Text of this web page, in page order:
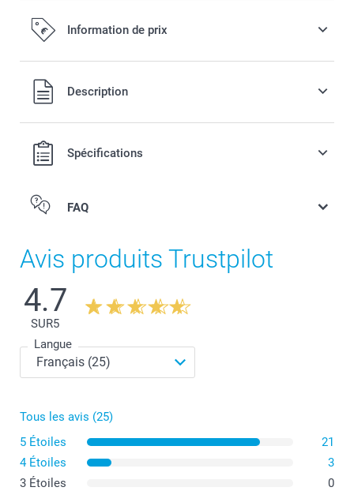
Information de prix
Tous les prix sont en EURO (€), TVA incluse et hors frais de
port.
Description
Spécifications
FAQ
à l’aide d’un chiffon sec. S’il est vraiment nécessaire
d’utiliser un chiffon mouillé, faites en sorte de sécher
votre jeu de cartes directement après l’avoir nettoyé.
Avis produits Trustpilot
4.7
SUR5
Langue
Tous les avis (25)
5 Étoiles
21
4 Étoiles
3
3 Étoiles
0